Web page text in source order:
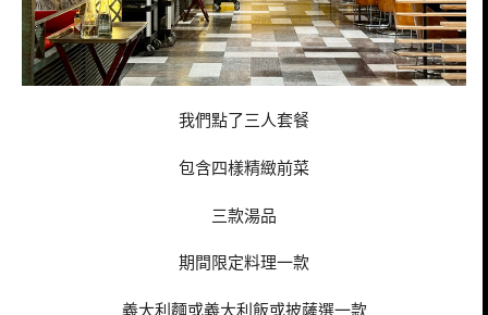
我們點了三人套餐
包含四樣精緻前菜
三款湯品
期間限定料理一款
義大利麵或義大利飯或披薩選一款